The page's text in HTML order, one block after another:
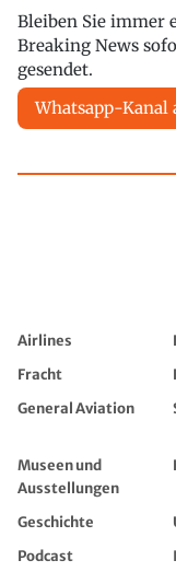
Bleiben Sie immer
Breaking News
gesendet.
Whatsapp-Kanal
Airlines
Fracht
General Aviation
Museen und
Ausstellungen
Geschichte
Podcast